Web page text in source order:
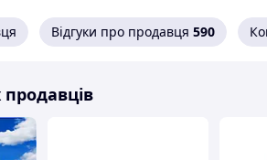
Відгуки про продавця 590